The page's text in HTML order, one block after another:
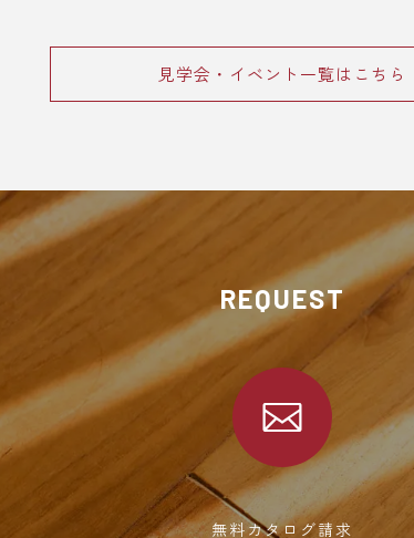
見学会・イベント一覧はこちら
REQUEST
無料カタログ請求